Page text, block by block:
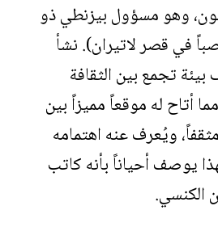
وهو مسؤول بيزنطي ذو
في قصر لاتيران). نشأ
تجمع بين الثقافة
مما أتاح له موقعاً مميزاً بين
ويُعرف عنه اهتمامه
يوصف أحياناً بأنه كاتب
الكنسي.